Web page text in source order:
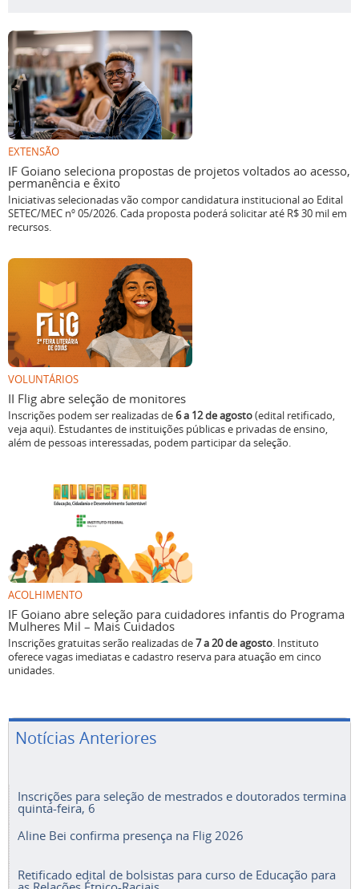
EXTENSÃO
IF Goiano seleciona propostas de projetos voltados ao acesso,
permanência e êxito
Iniciativas selecionadas vão compor candidatura institucional ao Edital
SETEC/MEC nº 05/2026. Cada proposta poderá solicitar até R$ 30 mil em
recursos.
VOLUNTÁRIOS
II Flig abre seleção de monitores
Inscrições podem ser realizadas de6 a 12 de agosto(edital retificado,
veja aqui). Estudantes de instituições públicas e privadas de ensino,
além de pessoas interessadas, podem participar da seleção.
ACOLHIMENTO
IF Goiano abre seleção para cuidadores infantis do Programa
Mulheres Mil – Mais Cuidados
Inscrições gratuitas serão realizadas de7 a 20 de agosto. Instituto
oferece vagas imediatas e cadastro reserva para atuação em cinco
unidades.
Notícias Anteriores
Inscrições para seleção de mestrados e doutorados termina
quinta-feira, 6
Aline Bei confirma presença na Flig 2026
Retificado edital de bolsistas para curso de Educação para